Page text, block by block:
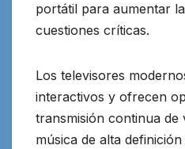
portátil para aumentar
cuestiones críticas.
Los televisores
interactivos y ofrecen
transmisión continua de
música de alta